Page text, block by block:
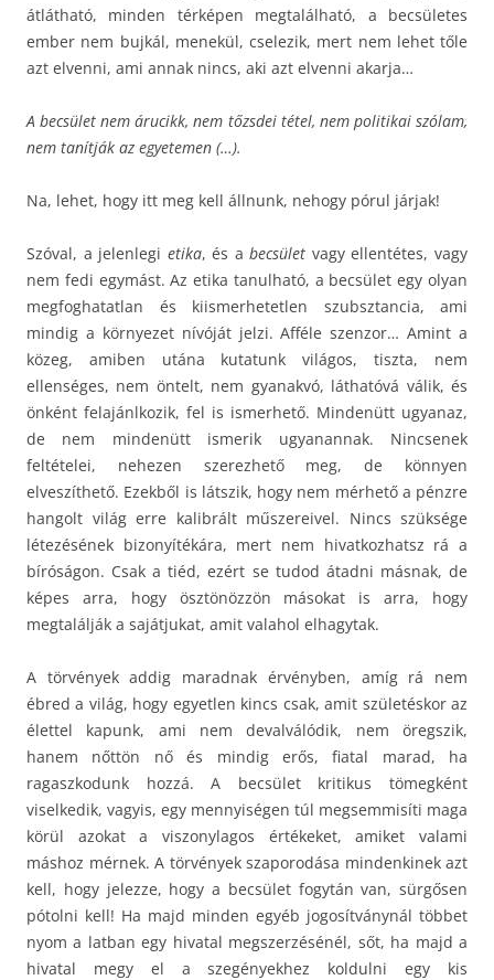
átlátható, minden térképen megtalálható, a becsületes
ember nem bujkál, menekül, cselezik, mert nem lehet tőle
azt elvenni, ami annak nincs, aki azt elvenni akarja…
A becsület nem árucikk, nem tőzsdei tétel, nem politikai szólam,
nem tanítják az egyetemen (…).
Na, lehet, hogy itt meg kell állnunk, nehogy pórul járjak!
Szóval, a jelenlegi etika, és abecsület vagy ellentétes, vagy
nem fedi egymást. Az etika tanulható, a becsület egy olyan
megfoghatatlan és kiismerhetetlen szubsztancia, ami
mindig a környezet nívóját jelzi. Afféle szenzor… Amint a
közeg, amiben utána kutatunk világos, tiszta, nem
ellenséges, nem öntelt, nem gyanakvó, láthatóvá válik, és
önként felajánlkozik, fel is ismerhető. Mindenütt ugyanaz,
de nem mindenütt ismerik ugyanannak. Nincsenek
feltételei, nehezen szerezhető meg, de könnyen
elveszíthető. Ezekből is látszik, hogy nem mérhető a pénzre
hangolt világ erre kalibrált műszereivel. Nincs szüksége
létezésének bizonyítékára, mert nem hivatkozhatsz rá a
bíróságon. Csak a tiéd, ezért se tudod átadni másnak, de
képes arra, hogy ösztönözzön másokat is arra, hogy
megtalálják a sajátjukat, amit valahol elhagytak.
A törvények addig maradnak érvényben, amíg rá nem
ébred a világ, hogy egyetlen kincs csak, amit születéskor az
élettel kapunk, ami nem devalválódik, nem öregszik,
hanem nőttön nő és mindig erős, fiatal marad, ha
ragaszkodunk hozzá. A becsület kritikus tömegként
viselkedik, vagyis, egy mennyiségen túl megsemmisíti maga
körül azokat a viszonylagos értékeket, amiket valami
máshoz mérnek. A törvények szaporodása mindenkinek azt
kell, hogy jelezze, hogy a becsület fogytán van, sürgősen
pótolni kell! Ha majd minden egyéb jogosítványnál többet
nyom a latban egy hivatal megszerzésénél, sőt, ha majd a
hivatal megy el a szegényekhez koldulni egy kis